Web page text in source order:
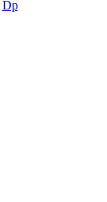
Dp